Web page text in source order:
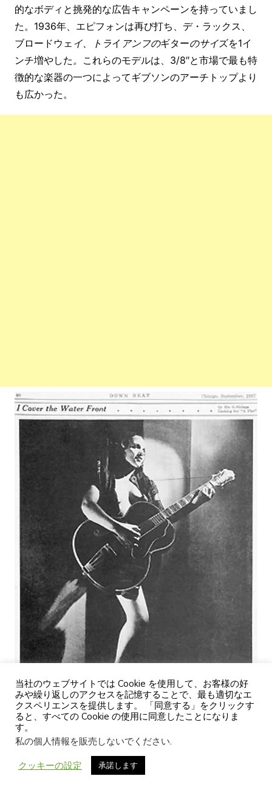
的なボディと挑発的な広告キャンペーンを持っていまし
た。1936年、エピフォンは再び打ち、デ・ラックス、
ブロードウェ イ、トライ アンフのギターのサイズを1イ
ンチ増やした 。
これらのモデルは、3/8″と市場で最も特
徴的な楽器の一つによってギブソンのアーチトップより
も広かった。
エピフォンエンペラーギターの広告は、ブランドがリリースした最
大の。
当社のウェブサイトでは Cookie を使用して、お客様の好
みや繰り返しのアクセスを記憶することで、最も適切なエ
クスペリエンスを提供します。 「同意する」をクリックす
ると、すべての Cookie の使用に同意したことになりま
す。
私の個人情報を販売しないでください.
クッキーの設定 承諾します